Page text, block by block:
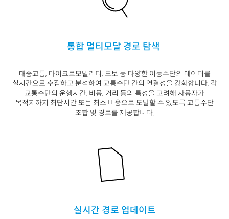
통합 멀티모달 경로 탐색
대중교통, 마이크로모빌리티, 도보 등 다양한 이동수단의 데이터를
실시간으로 수집하고 분석하여 교통수단 간의 연결성을 강화합니다. 각
교통수단의 운행시간, 비용, 거리 등의 특성을 고려해 사용자가
목적지까지 최단시간 또는 최소 비용으로 도달할 수 있도록 교통수단
조합 및 경로를 제공합니다.
실시간 경로 업데이트